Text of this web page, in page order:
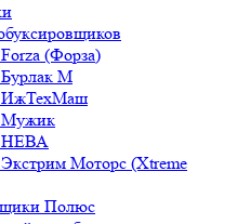
(Форза)
М
ИжТехМаш
Мужик
НЕВА
Моторс (Xtreme
Полюс